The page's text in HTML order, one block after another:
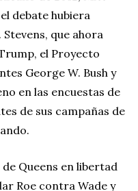
debate hubiera
que ahora
el Proyecto
George W. Bush y
en las encuestas de
de sus campañas de
Queens en libertad
Roe contra Wade y